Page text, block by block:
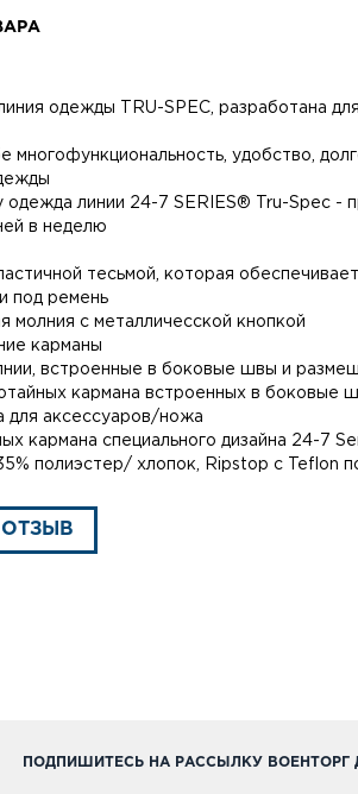
одежды TRU-SPEC, разработана
многофункциональность, удобство,
одежда линии 24-7 SERIES® Tru-Spec -
в неделю
тесьмой, которая
под ремень
молния c металличесской кнопкой
карманы
встроенные в боковые швы и
кармана встроенных в боковые
для аксессуаров/ножа
кармана специального дизайна 24-7
полиэстер/ хлопок, Ripstop с Teflon
ПОДПИШИТЕСЬ НА РАССЫЛКУ ВОЕНТОРГ